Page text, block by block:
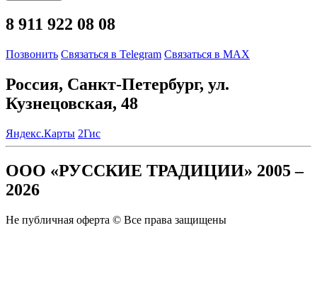
8 911 922 08 08
Позвонить Связаться в Telegram Связаться в MAX
Россия, Санкт-Петербург, ул.
Кузнецовская, 48
Яндекс.Карты 2Гис
ООО «РУССКИЕ ТРАДИЦИИ» 2005 –
2026
Не публичная оферта © Все права защищены